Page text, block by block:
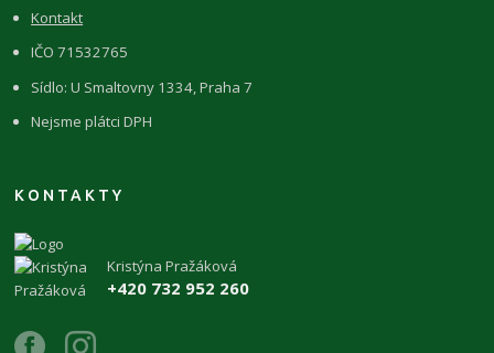
Kontakt
IČO 71532765
Sídlo: U Smaltovny 1334, Praha 7
Nejsme plátci DPH
KONTAKTY
Kristýna Pražáková
+420 732 952 260